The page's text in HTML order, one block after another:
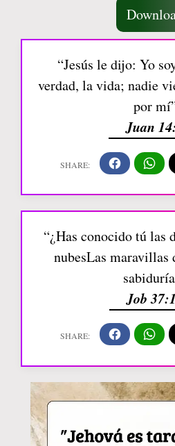
“Jesús le dijo: Yo
verdad, la vida; nadie
por
Juan
“¿Has conocido tú las
nubesLas maravillas
Job